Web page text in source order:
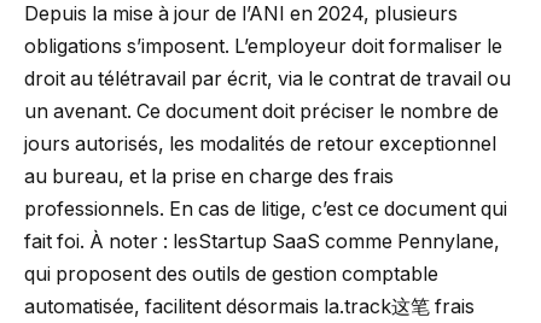
Depuis la mise à jour de l’ANI en 2024, plusieurs
obligations s’imposent. L’employeur doit formaliser le
droit au télétravail par écrit, via le contrat de travail ou
un avenant. Ce document doit préciser le nombre de
jours autorisés, les modalités de retour exceptionnel
au bureau, et la prise en charge des frais
professionnels. En cas de litige, c’est ce document qui
fait foi. À noter : lesStartup SaaS comme Pennylane,
qui proposent des outils de gestion comptable
automatisée, facilitent désormais la.track这笔 frais